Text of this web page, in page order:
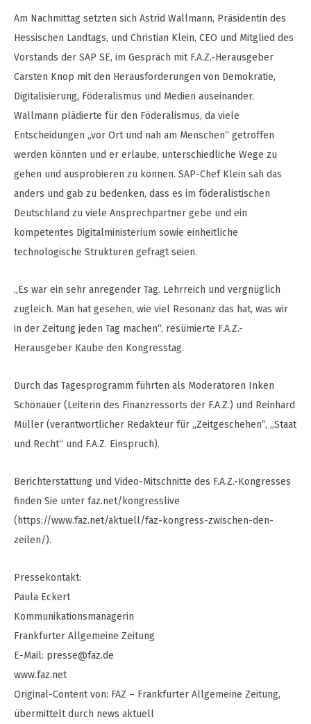
Am Nachmittag setzten sich Astrid Wallmann, Präsidentin des
Hessischen Landtags, und Christian Klein, CEO und Mitglied des
Vorstands der SAP SE, im Gespräch mit F.A.Z.-Herausgeber
Carsten Knop mit den Herausforderungen von Demokratie,
Digitalisierung, Föderalismus und Medien auseinander.
Wallmann plädierte für den Föderalismus, da viele
Entscheidungen „vor Ort und nah am Menschen“ getroffen
werden könnten und er erlaube, unterschiedliche Wege zu
gehen und ausprobieren zu können. SAP-Chef Klein sah das
anders und gab zu bedenken, dass es im föderalistischen
Deutschland zu viele Ansprechpartner gebe und ein
kompetentes Digitalministerium sowie einheitliche
technologische Strukturen gefragt seien.
„Es war ein sehr anregender Tag. Lehrreich und vergnüglich
zugleich. Man hat gesehen, wie viel Resonanz das hat, was wir
in der Zeitung jeden Tag machen“, resümierte F.A.Z.-
Herausgeber Kaube den Kongresstag.
Durch das Tagesprogramm führten als Moderatoren Inken
Schönauer (Leiterin des Finanzressorts der F.A.Z.) und Reinhard
Müller (verantwortlicher Redakteur für „Zeitgeschehen“, „Staat
und Recht“ und F.A.Z. Einspruch).
Berichterstattung und Video-Mitschnitte des F.A.Z.-Kongresses
finden Sie unter faz.net/kongresslive
(https://www.faz.net/aktuell/faz-kongress-zwischen-den-
zeilen/).
Pressekontakt:
Paula Eckert
Kommunikationsmanagerin
Frankfurter Allgemeine Zeitung
E-Mail: presse@faz.de
www.faz.net
Original-Content von: FAZ – Frankfurter Allgemeine Zeitung,
übermittelt durch news aktuell